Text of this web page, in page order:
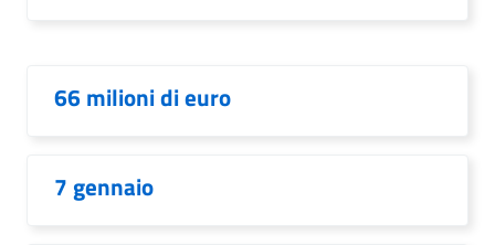
66 milioni di euro
7 gennaio